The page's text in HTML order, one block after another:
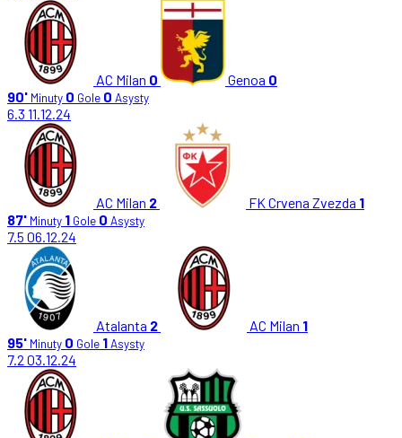
AC Milan 0 Genoa 0
90' Minuty 0 Gole 0 Asysty
6.3 11.12.24
AC Milan 2 FK Crvena Zvezda 1
87' Minuty 1 Gole 0 Asysty
7.5 06.12.24
Atalanta 2 AC Milan 1
95' Minuty 0 Gole 1Asysty
7.2 03.12.24